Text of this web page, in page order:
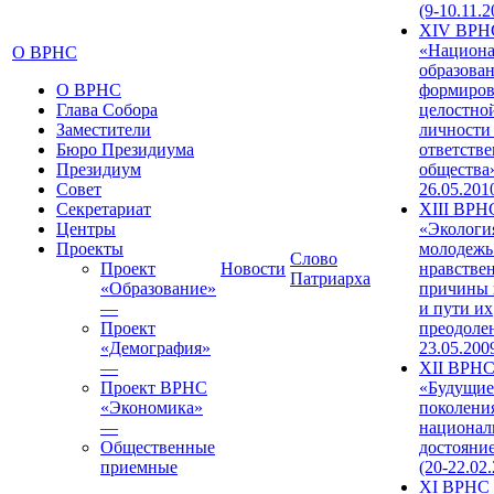
О ВРНС
О ВРНС
Глава Собора
Заместители
Бюро Президиума
Президиум
Совет
Секретариат
Центры
Проекты
Проект
«Образование»
—
Проект
«Демография»
—
Проект ВРНС
«Экономика»
—
Общественные
приемные
Новости
Слово
Патриарха
(9-
XIV
XIII
причины
и пути их
XII ВРНС
«Будущие
(20-
XI ВРНС